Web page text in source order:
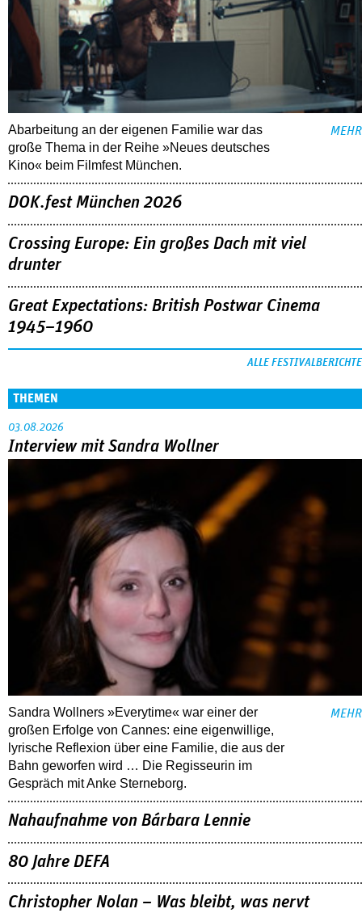
Abarbeitung an der eigenen Familie war das
große Thema in der Reihe »Neues deutsches
Kino« beim Filmfest München.
MEHR
DOK.fest München 2026
Crossing Europe: Ein großes Dach mit viel
drunter
Great Expectations: British Postwar Cinema
1945–1960
ALLE FESTIVALBERICHTE
THEMEN
03.08.2026
Interview mit Sandra Wollner
Sandra Wollners »Everytime« war einer der
großen Erfolge von Cannes: eine eigenwillige,
lyrische Reflexion über eine ­Familie, die aus der
Bahn geworfen wird … Die Regisseurin im
Gespräch mit Anke Sterneborg.
MEHR
Nahaufnahme von Bárbara Lennie
80 Jahre DEFA
Christopher Nolan – Was bleibt, was nervt